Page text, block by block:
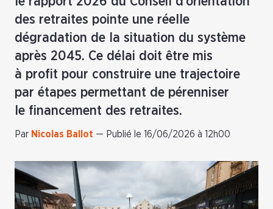
des retraites pointe une réelle
dégradation de la situation du système
après 2045. Ce délai doit être mis
à profit pour construire une trajectoire
par étapes permettant de pérenniser
le financement des retraites.
Par Nicolas Ballot — Publié le 16/06/2026 à 12h00